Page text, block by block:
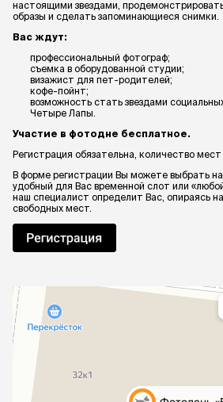
настоящими звездами,
образы и сделать запоминающиеся снимки.
Вас ждут:
профессиональный фотограф;
съемка в оборудованной студии;
визажист для пет-родителей;
кофе-пойнт;
возможность стать звездами
Четыре Лапы.
Участие в фотодне бесплатное.
Регистрация обязательна, количество мест
В форме регистрации Вы можете выбрать
удобный для Вас временной слот или
наш специалист определит Вас, опираясь
свободных мест.